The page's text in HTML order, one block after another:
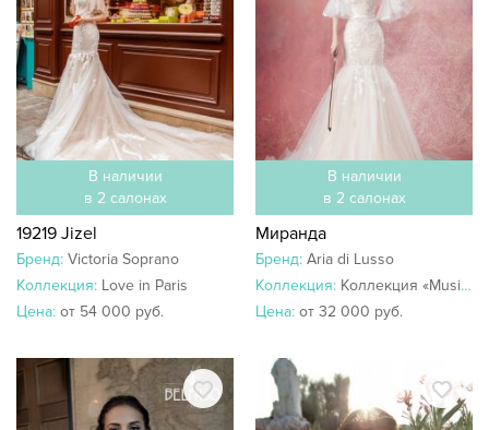
В наличии
в 2 салонах
19219 Jizel
Бренд: Victoria Soprano
Коллекция: Love in Paris
Цена: от 54 000 руб.
В наличии
в 2 салонах
Миранда
Бренд: Aria di Lusso
Коллекция: Коллекция «Music Love»
Цена: от 32 000 руб.